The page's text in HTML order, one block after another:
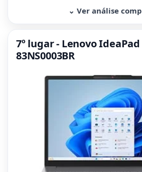
⌄ Ver análise
7º lugar - Lenovo
83NS0003BR